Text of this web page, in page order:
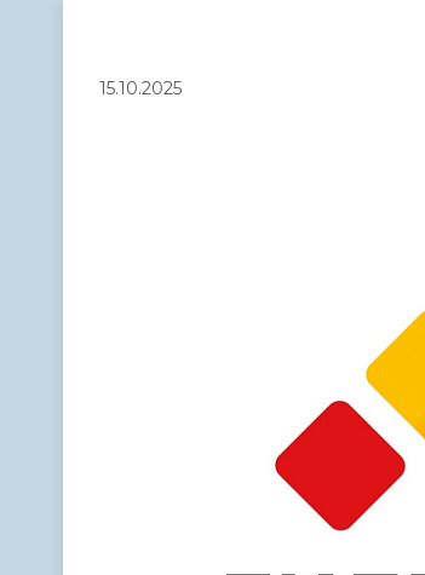
15.10.2025